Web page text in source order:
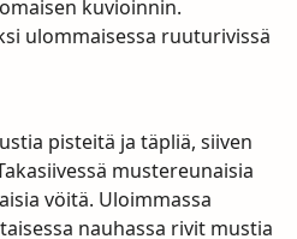
kuvioinnin.
ulommaisessa ruuturivissä
pisteitä ja täpliä, siiven
mustereunaisia
vöitä. Uloimmassa
nauhassa rivit mustia